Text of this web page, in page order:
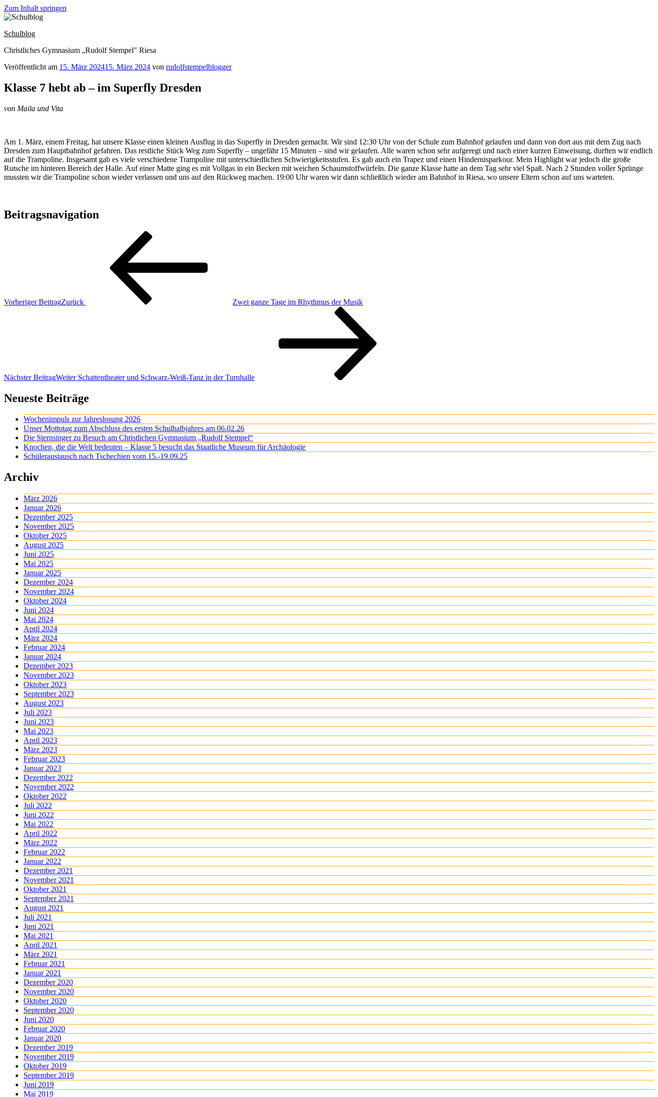
Zum Inhalt springen
Schulblog
Christliches Gymnasium „Rudolf Stempel" Riesa
Veröffentlicht am 15. März 202415. März 2024 von rudolfstempelblogger
Klasse 7 hebt ab – im Superfly Dresden
von Maila und Vita
Am 1. März, einem Freitag, hat unsere Klasse einen kleinen Ausflug in das Superfly in Dresden gemacht. Wir sind 12:30 Uhr von der Schule zum Bahnhof gelaufen und dann von dort aus mit dem Zug nach
Dresden zum Hauptbahnhof gefahren. Das restliche Stück Weg zum Superfly – ungefähr 15 Minuten – sind wir gelaufen. Alle waren schon sehr aufgeregt und nach einer kurzen Einweisung, durften wir endlich
auf die Trampoline. Insgesamt gab es viele verschiedene Trampoline mit unterschiedlichen Schwierigkeitsstufen. Es gab auch ein Trapez und einen Hindernisparkour. Mein Highlight war jedoch die große
Rutsche im hinteren Bereich der Halle. Auf einer Matte ging es mit Vollgas in ein Becken mit weichen Schaumstoffwürfeln. Die ganze Klasse hatte an dem Tag sehr viel Spaß. Nach 2 Stunden voller Sprünge
mussten wir die Trampoline schon wieder verlassen und uns auf den Rückweg machen. 19:00 Uhr waren wir dann schließlich wieder am Bahnhof in Riesa, wo unsere Eltern schon auf uns warteten.
Beitragsnavigation
Vorheriger BeitragZurück Zwei ganze Tage im Rhythmus der Musik
Nächster BeitragWeiter Schattentheater und Schwarz-Weiß-Tanz in der Turnhalle
Neueste Beiträge
Wochenimpuls zur Jahreslosung 2026
Unser Mottotag zum Abschluss des ersten Schulhalbjahres am 06.02.26
Die Sternsinger zu Besuch am Christlichen Gymnasium „Rudolf Stempel“
Knochen, die die Welt bedeuten – Klasse 5 besucht das Staatliche Museum für Archäologie
Schüleraustausch nach Tschechien vom 15.-19.09.25
Archiv
März 2026
Januar 2026
Dezember 2025
November 2025
Oktober 2025
August 2025
Juni 2025
Mai 2025
Januar 2025
Dezember 2024
November 2024
Oktober 2024
Juni 2024
Mai 2024
April 2024
März 2024
Februar 2024
Januar 2024
Dezember 2023
November 2023
Oktober 2023
September 2023
August 2023
Juli 2023
Juni 2023
Mai 2023
April 2023
März 2023
Februar 2023
Januar 2023
Dezember 2022
November 2022
Oktober 2022
Juli 2022
Juni 2022
Mai 2022
April 2022
März 2022
Februar 2022
Januar 2022
Dezember 2021
November 2021
Oktober 2021
September 2021
August 2021
Juli 2021
Juni 2021
Mai 2021
April 2021
März 2021
Februar 2021
Januar 2021
Dezember 2020
November 2020
Oktober 2020
September 2020
Juni 2020
Februar 2020
Januar 2020
Dezember 2019
November 2019
Oktober 2019
September 2019
Juni 2019
Mai 2019